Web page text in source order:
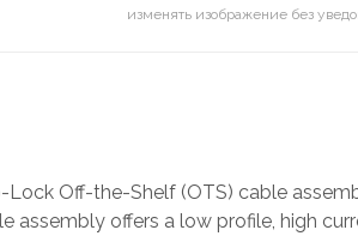
изменять изображение без
Off-the-Shelf (OTS) cable
offers a low profile, high